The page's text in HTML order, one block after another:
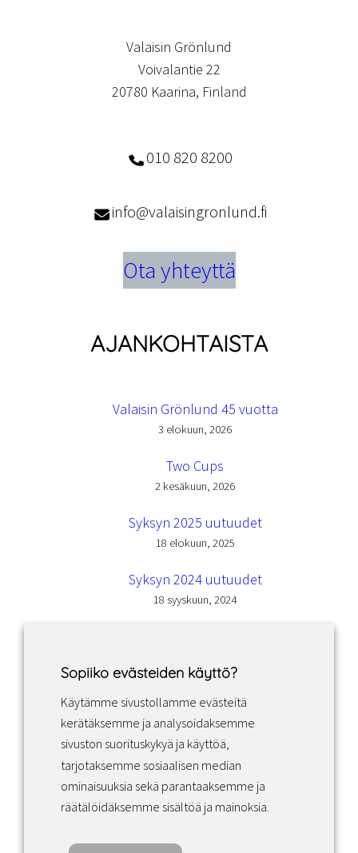
Valaisin Grönlund
Voivalantie 22
20780 Kaarina, Finland
010 820 8200
info@valaisingronlund.fi
Ota yhteyttä
AJANKOHTAISTA
Valaisin Grönlund 45 vuotta
3 elokuun, 2026
Two Cups
2 kesäkuun, 2026
Syksyn 2025 uutuudet
18 elokuun, 2025
Syksyn 2024 uutuudet
18 syyskuun, 2024
Facebook Instagram LinkedIn
Sopimusehdot
Sopiiko evästeiden käyttö?
Käytämme sivustollamme evästeitä
kerätäksemme ja analysoidaksemme
sivuston suorituskykyä ja käyttöä,
tarjotaksemme sosiaalisen median
ominaisuuksia sekä parantaaksemme ja
räätälöidäksemme sisältöä ja mainoksia.